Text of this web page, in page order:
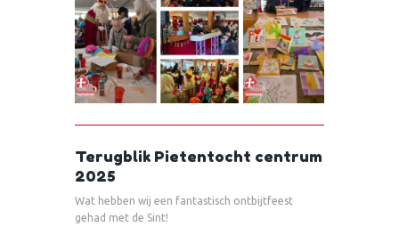
Terugblik Pietentocht centrum
2025
Wat hebben wij een fantastisch ontbijtfeest
gehad met de Sint!